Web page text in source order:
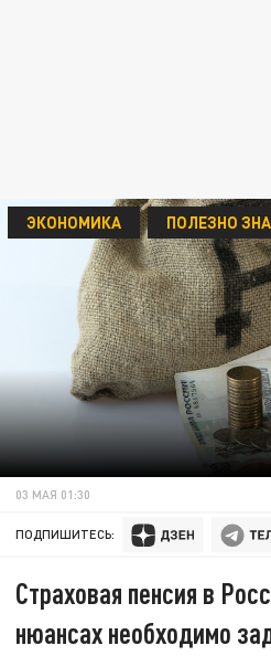
ЭКОНОМИКА ПОЛЕЗНО
03 МАЯ 01:30
ПОДПИШИТЕСЬ:
Страховая пенсия в
нюансах необходимо